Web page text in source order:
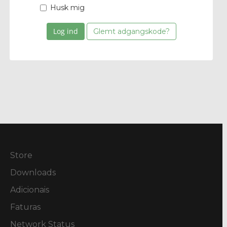
Husk mig
Glemt adgangskode?
Store
Downloads
Adicionais
Faturas
Network Status